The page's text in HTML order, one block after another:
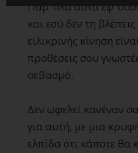
Παρ’ όλα αυτά εφ’
και εσύ δεν τη
ειλικρινής κίνηση
προθέσεις σου
σεβασμό.
Δεν ωφελεί κανέναν
για αυτή, με μια
ελπίδα ότι κάποτε θα